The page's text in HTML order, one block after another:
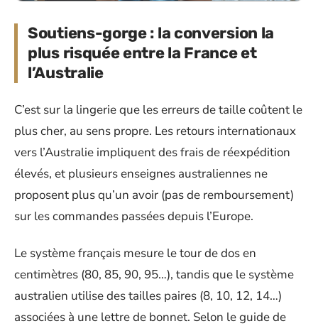
Soutiens-gorge : la conversion la
plus risquée entre la France et
l’Australie
C’est sur la lingerie que les erreurs de taille coûtent le
plus cher, au sens propre. Les retours internationaux
vers l’Australie impliquent des frais de réexpédition
élevés, et plusieurs enseignes australiennes ne
proposent plus qu’un avoir (pas de remboursement)
sur les commandes passées depuis l’Europe.
Le système français mesure le tour de dos en
centimètres (80, 85, 90, 95…), tandis que le système
australien utilise des tailles paires (8, 10, 12, 14…)
associées à une lettre de bonnet. Selon le guide de